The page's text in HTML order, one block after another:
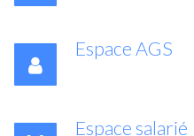
Espace AGS
Espace